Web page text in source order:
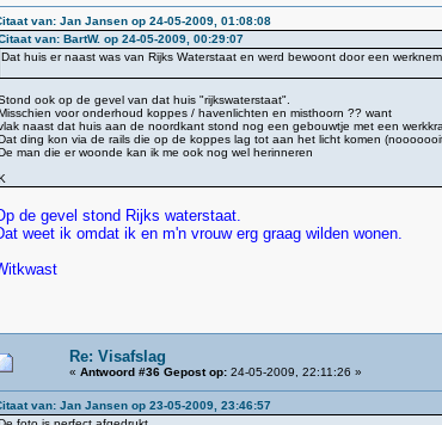
van: Jan Jansen op 24-05-2009, 01:08:08
van: BartW. op 24-05-2009, 00:29:07
Dat huis er naast was van Rijks Waterstaat en werd bewoont door een
ook op de gevel van dat huis "rijkswaterstaat".
voor onderhoud koppes / havenlichten en misthoorn ?? want
naast dat huis aan de noordkant stond nog een gebouwtje met een
ding kon via de rails die op de koppes lag tot aan het licht komen
man die er woonde kan ik me ook nog wel herinneren
de gevel stond Rijks waterstaat.
weet ik omdat ik en m'n vrouw erg graag wilden wonen.
Re: Visafslag
« Antwoord #36 Gepost op:24-05-2009, 22:11:26 »
van: Jan Jansen op 23-05-2009, 23:46:57